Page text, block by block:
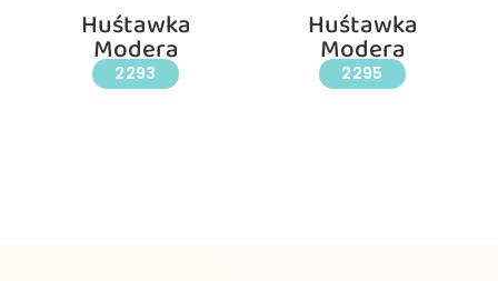
Huśtawka
Modera
2293
Huśtawka
Modera
2295